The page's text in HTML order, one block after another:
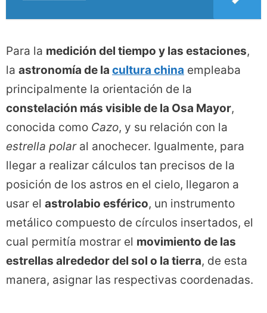
Para la medición del tiempo y las estaciones,
la astronomía de la cultura china empleaba
principalmente la orientación de la
constelación más visible de la Osa Mayor,
conocida como Cazo, y su relación con la
estrella polaral anochecer. Igualmente, para
llegar a realizar cálculos tan precisos de la
posición de los astros en el cielo, llegaron a
usar el astrolabio esférico, un instrumento
metálico compuesto de círculos insertados, el
cual permitía mostrar el movimiento de las
estrellas alrededor del sol o la tierra, de esta
manera, asignar las respectivas coordenadas.